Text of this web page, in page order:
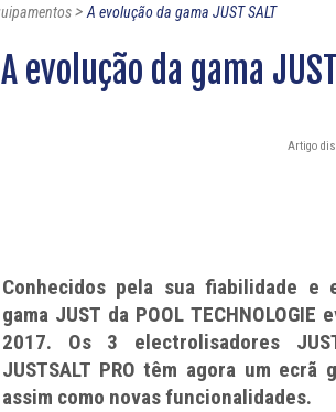
>A evolução da gama JUST SALT
A evolução da gama
Artigo
Conhecidos pela sua fiabilidade e
gama JUST da POOL
2017. Os 3 electrolisadores
JUSTSALT PRO têm agora um ecrã
assim como novas funcionalidades.